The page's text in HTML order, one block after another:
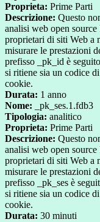
Proprieta: Prime Parti
Descrizione: Questo
analisi web open
proprietari di siti Web a
misurare le prestazioni
prefisso _pk_id è
si ritiene sia un codice
cookie.
Durata: 1 anno
Nome: _pk_ses.1.fdb3
Tipologia: analitico
Proprieta: Prime Parti
Descrizione: Questo
analisi web open
proprietari di siti Web a
misurare le prestazioni
prefisso _pk_ses è
si ritiene sia un codice
cookie.
Durata: 30 minuti